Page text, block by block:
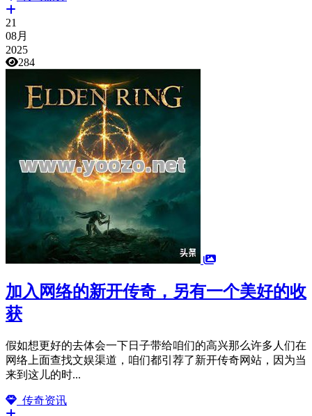
21
08月
2025
284
加入网络的新开传奇，另有一个美好的收
获
假如想更好的去体会一下日子带给咱们的高兴那么许多人们在
网络上面查找文娱渠道，咱们都引荐了新开传奇网站，因为当
来到这儿的时...
传奇资讯